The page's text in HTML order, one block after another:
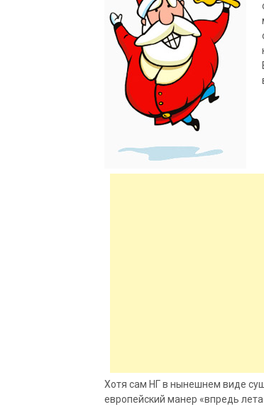
Хотя сам НГ в нынешнем виде
европейский манер «впредь лета